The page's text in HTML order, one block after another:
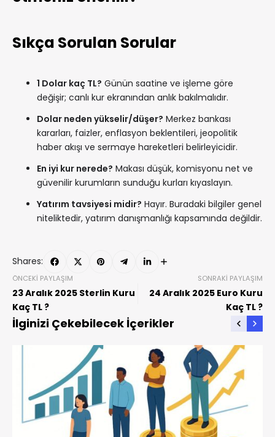
Sıkça Sorulan Sorular
1 Dolar kaç TL? Günün saatine ve işleme göre
değişir; canlı kur ekranından anlık bakılmalıdır.
Dolar neden yükselir/düşer? Merkez bankası
kararları, faizler, enflasyon beklentileri, jeopolitik
haber akışı ve sermaye hareketleri belirleyicidir.
En iyi kur nerede? Makası düşük, komisyonu net ve
güvenilir kurumların sunduğu kurları kıyaslayın.
Yatırım tavsiyesi midir? Hayır. Buradaki bilgiler genel
niteliktedir, yatırım danışmanlığı kapsamında değildir.
Shares:
ÖNCEKI PAYLAŞIM
23 Aralık 2025 Sterlin Kuru
Kaç TL ?
SONRAKI PAYLAŞIM
24 Aralık 2025 Euro Kuru
Kaç TL ?
İlginizi Çekebilecek İçerikler